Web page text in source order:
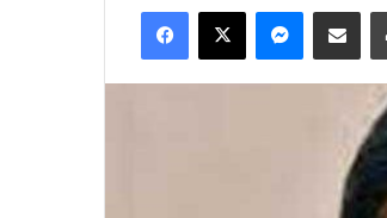
Facebook
X Messenger
Share via